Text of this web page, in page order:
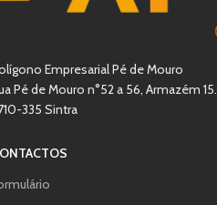
Empresarial Pé de Mouro
Pé de Mouro n°52 a 56, Armazém 15.
335 Sintra